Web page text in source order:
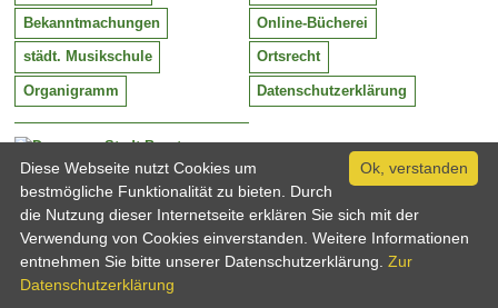
Stadt Barntrup
Mittelstraße 38
32683 Barntrup
Tel:
Email:
05263 / 409-0
info@barntrup.de
Bekanntmachungen Online-Bücherei
städt. Musikschule Ortsrecht
Organigramm Datenschutzerklärung
Ok, verstanden
Diese Webseite nutzt Cookies um
bestmögliche Funktionalität zu bieten. Durch
die Nutzung dieser Internetseite erklären Sie sich mit der
Verwendung von Cookies einverstanden. Weitere Informationen
entnehmen Sie bitte unserer Datenschutzerklärung. Zur
Datenschutzerklärung